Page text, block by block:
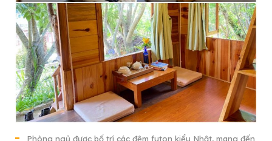
Phòng ngủ được bố trí các đệm futon kiểu Nhật, mang đến